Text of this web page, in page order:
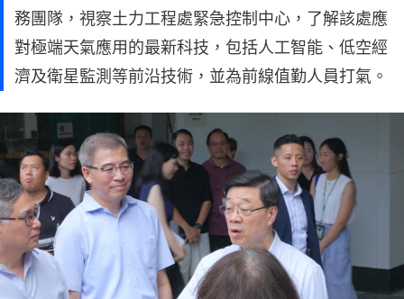
務團隊，視察土力工程處緊急控制中心，了解該處應
對極端天氣應用的最新科技，包括人工智能、低空經
濟及衛星監測等前沿技術，並為前線值勤人員打氣。